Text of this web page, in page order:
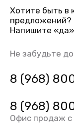
Хотите быть в
предложений?
Напишите
Не забудьте
8 (968)
8 (968)
Офис продаж с